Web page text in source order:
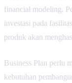
financial modeling.
investasi pada
produk akan
Business Plan perlu
kebutuhan